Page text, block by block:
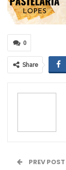
0
Share
PREV POST